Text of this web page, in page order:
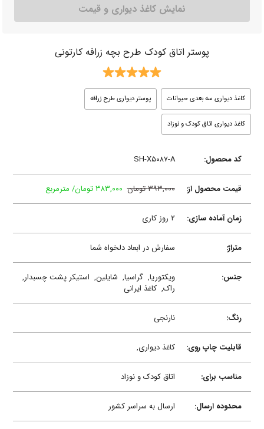
نمایش کاغذ دیواری و قیمت
پوستر اتاق کودک طرح بچه زرافه کارتونی
کاغذ دیواری سه بعدی حیوانات پوستر دیواری طرح زرافه
کاغذ دیواری اتاق کودک و نوزاد
کد محصول: SH-X۵۰۸۷-A
قیمت محصول از: ۳۹۳,۰۰۰ تومان ۳۸۳,۰۰۰ تومان/ مترمربع
زمان آماده سازی: ۲ روز کاری
متراژ: سفارش در ابعاد دلخواه شما
جنس: ویکتوریا,گراسیا, شایلین, استیکر پشت چسبدار,
راک,کاغذ ایرانی
رنگ: نارنجی
قابلیت چاپ روی: کاغذ دیواری,
مناسب برای: اتاق کودک و نوزاد
محدوده ارسال: ارسال به سراسر کشور